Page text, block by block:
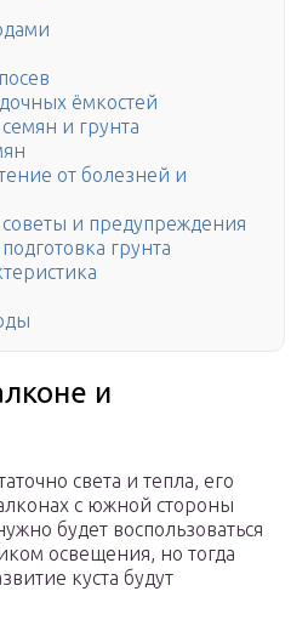
ёмкостей
и грунта
от болезней и
и предупреждения
грунта
и
света и тепла, его
с южной стороны
будет воспользоваться
освещения, но тогда
куста будут